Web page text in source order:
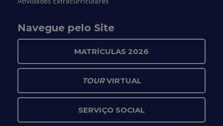
Navegue pelo Site
MATRÍCULAS 2026
TOURVIRTUAL
SERVIÇO SOCIAL